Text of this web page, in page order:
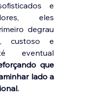
e
eles
degrau
custoso e
eventual
que
lado a